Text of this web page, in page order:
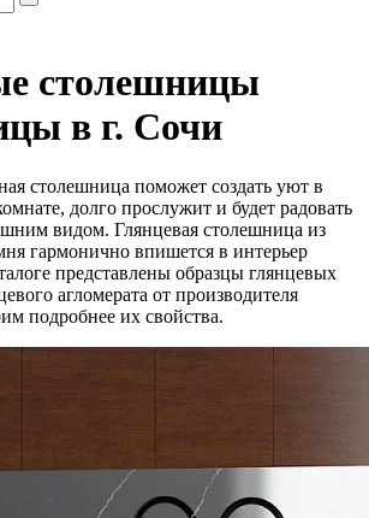
столешницы
в г. Сочи
столешница поможет создать уют в
долго прослужит и будет радовать
видом. Глянцевая столешница из
гармонично впишется в интерьер
представлены образцы глянцевых
агломерата от производителя
подробнее их свойства.